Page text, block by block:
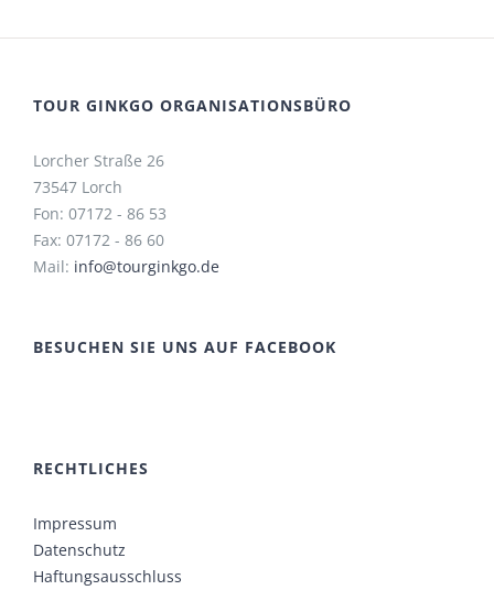
TOUR GINKGO ORGANISATIONSBÜRO
Lorcher Straße 26
73547 Lorch
Fon: 07172 - 86 53
Fax: 07172 - 86 60
Mail: info@tourginkgo.de
BESUCHEN SIE UNS AUF FACEBOOK
RECHTLICHES
Impressum
Datenschutz
Haftungsausschluss